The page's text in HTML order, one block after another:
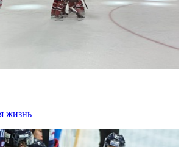
жизнь